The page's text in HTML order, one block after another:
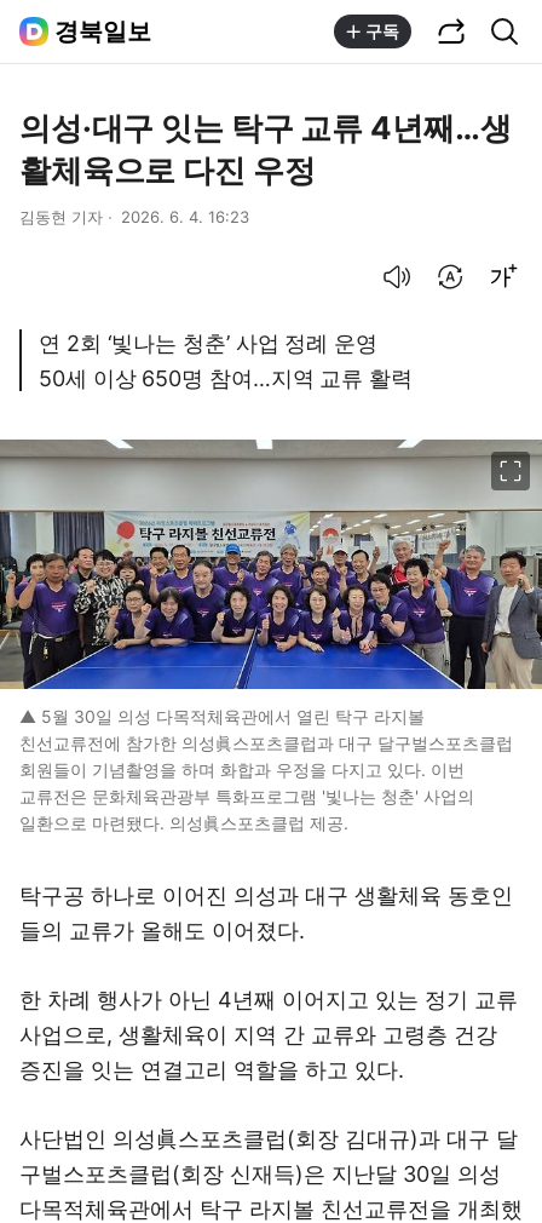
경북일보 구독
의성·대구 잇는 탁구 교류 4년째…생
활체육으로 다진 우정
김동현 기자 2026. 6. 4. 16:23
연 2회 ‘빛나는 청춘’ 사업 정례 운영
50세 이상 650명 참여…지역 교류 활력
▲ 5월 30일 의성 다목적체육관에서 열린 탁구 라지볼
친선교류전에 참가한 의성眞스포츠클럽과 대구 달구벌스포츠클럽
회원들이 기념촬영을 하며 화합과 우정을 다지고 있다. 이번
교류전은 문화체육관광부 특화프로그램 '빛나는 청춘' 사업의
일환으로 마련됐다. 의성眞스포츠클럽 제공.
탁구공 하나로 이어진 의성과 대구 생활체육 동호인
들의 교류가 올해도 이어졌다.
한 차례 행사가 아닌 4년째 이어지고 있는 정기 교류
사업으로, 생활체육이 지역 간 교류와 고령층 건강
증진을 잇는 연결고리 역할을 하고 있다.
사단법인 의성眞스포츠클럽(회장 김대규)과 대구 달
구벌스포츠클럽(회장 신재득)은 지난달 30일 의성
다목적체육관에서 탁구 라지볼 친선교류전을 개최했